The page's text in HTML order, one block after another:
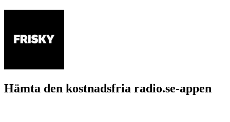
Hämta den kostnadsfria radio.se-appen